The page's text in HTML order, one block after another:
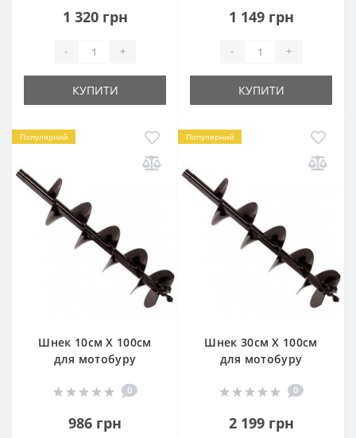
1 320 грн
- +
КУПИТИ
1 149 грн
- +
КУПИТИ
Популярний
Шнек 10см Х 100см
для мотобуру
0
986 грн
Популярний
Шнек 30см Х 100см
для мотобуру
0
2 199 грн